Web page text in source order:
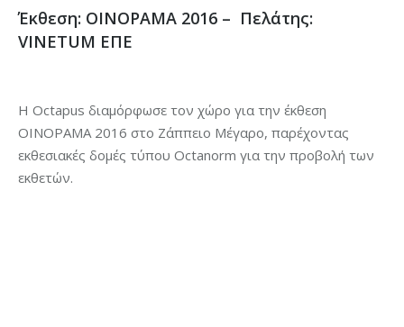
Έκθεση: ΟΙΝΟΡΑΜΑ 2016 – Πελάτης:
VINETUM ΕΠΕ
H Octapus διαμόρφωσε τον χώρο για την έκθεση
ΟΙΝΟΡΑΜΑ 2016 στο Ζάππειο Μέγαρο, παρέχοντας
εκθεσιακές δομές τύπου Octanorm για την προβολή των
εκθετών.